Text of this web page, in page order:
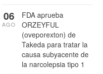
FDA aprueba
ORZEYFUL
(oveporexton) de
Takeda para tratar la
causa subyacente de
la narcolepsia tipo 1
06
AGO